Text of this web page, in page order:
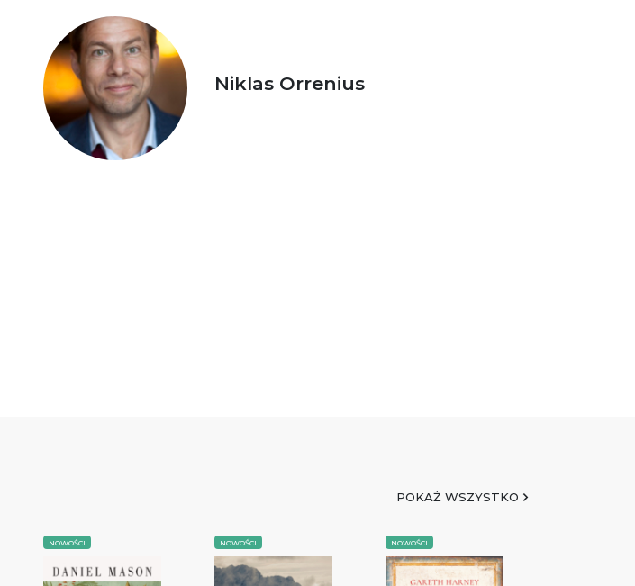
Niklas Orrenius
POKAŻ WSZYSTKO
NOWOŚCI NOWOŚCI NOWOŚCI